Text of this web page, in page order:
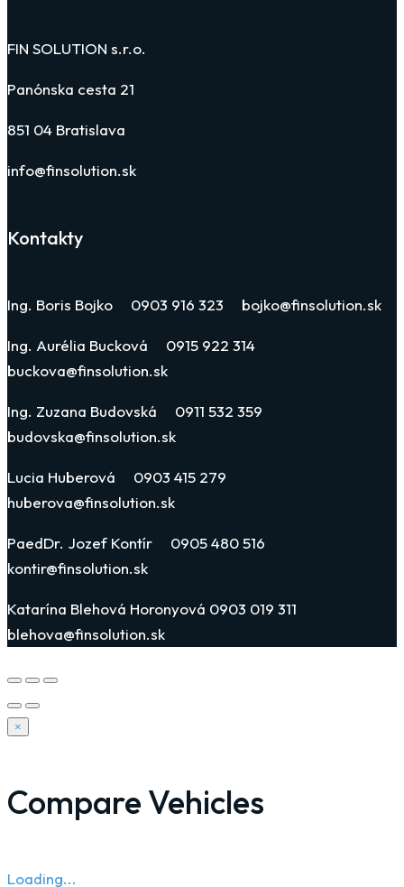
FIN SOLUTION s.r.o.
Panónska cesta 21
851 04 Bratislava
info@finsolution.sk
Kontakty
Ing. Boris Bojko 0903 916 323 bojko@finsolution.sk
Ing. Aurélia Bucková 0915 922 314
buckova@finsolution.sk
Ing. Zuzana Budovská 0911 532 359
budovska@finsolution.sk
Lucia Huberová 0903 415 279
huberova@finsolution.sk
PaedDr. Jozef Kontír 0905 480 516
kontir@finsolution.sk
Katarína Blehová Horonyová 0903 019 311
blehova@finsolution.sk
×
Compare Vehicles
Loading...